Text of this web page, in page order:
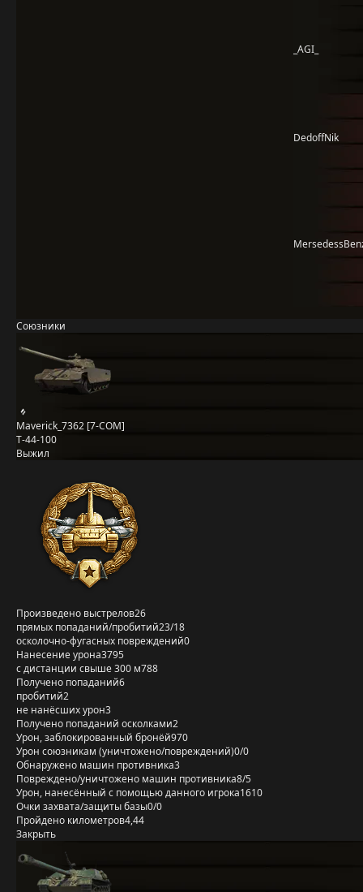
_AGI_
DedoffNik
Союзники
Maverick_7362 [7-COM]
Т-44-100
Выжил
Произведено выстрелов26
прямых попаданий/пробитий23/18
осколочно-фугасных повреждений0
Нанесение урона3795
с дистанции свыше 300 м788
Получено попаданий6
пробитий2
не нанёсших урон3
Получено попаданий осколками2
Урон, заблокированный бронёй970
Урон союзникам (уничтожено/повреждений)0/0
Обнаружено машин противника3
Повреждено/уничтожено машин противника8/5
Урон, нанесённый с помощью данного игрока1610
Очки захвата/защиты базы0/0
Пройдено километров4,44
Закрыть